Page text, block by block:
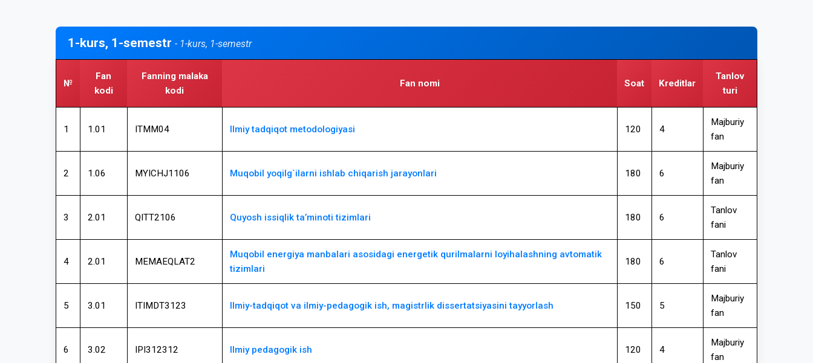
1-kurs, 1-semestr - 1-kurs, 1-semestr
№
Fan
kodi
Fanning malaka
kodi
Fan nomi Soat Kreditlar
Tanlov
turi
1 1.01 ITMM04 Ilmiy tadqiqot metodologiyasi 120 4
Majburiy
fan
2 1.06 MYICHJ1106 Muqobil yoqilg`ilarni ishlab chiqarish jarayonlari 180 6
Majburiy
fan
3 2.01 QITT2106 Quyosh issiqlik ta’minoti tizimlari 180 6
Tanlov
fani
4 2.01 MEMAEQLAT2
Muqobil energiya manbalari asosidagi energetik qurilmalarni loyihalashning avtomatik
tizimlari
180 6
Tanlov
fani
5 3.01 ITIMDT3123 Ilmiy-tadqiqot va ilmiy-pedagogik ish, magistrlik dissertatsiyasini tayyorlash 150 5
Majburiy
fan
6 3.02 IPI312312 Ilmiy pedagogik ish 120 4
Majburiy
fan